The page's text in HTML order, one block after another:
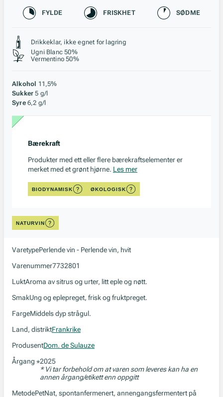
Karakteristikk
FYLDE FRISKHET SØDME
Stil, lagring og råstoff
Drikkeklar, ikke egnet for lagring
Ugni Blanc 50%
Vermentino 50%
Alkohol 11,5%
Sukker 5 g/l
Syre 6,2 g/l
Bærekraft
Produkter med ett eller flere bærekraftselementer er
merket med et grønt hjørne. Les mer
BIODYNAMISK ØKOLOGISK
NATURVIN
VaretypePerlende vin - Perlende vin, hvit
Varenummer7732801
LuktAroma av sitrus og urter, litt eple og nøtt.
SmakUng og eplepreget, frisk og fruktpreget.
FargeMiddels dyp strågul.
Land, distriktFrankrike
ProdusentDom. de Sulauze
Årgang *2025
* Vi tar forbehold om at varen som leveres kan ha en
annen årgang/etikett enn oppgitt
MetodePetNat, spontanfermenert, annengangsfermentert på